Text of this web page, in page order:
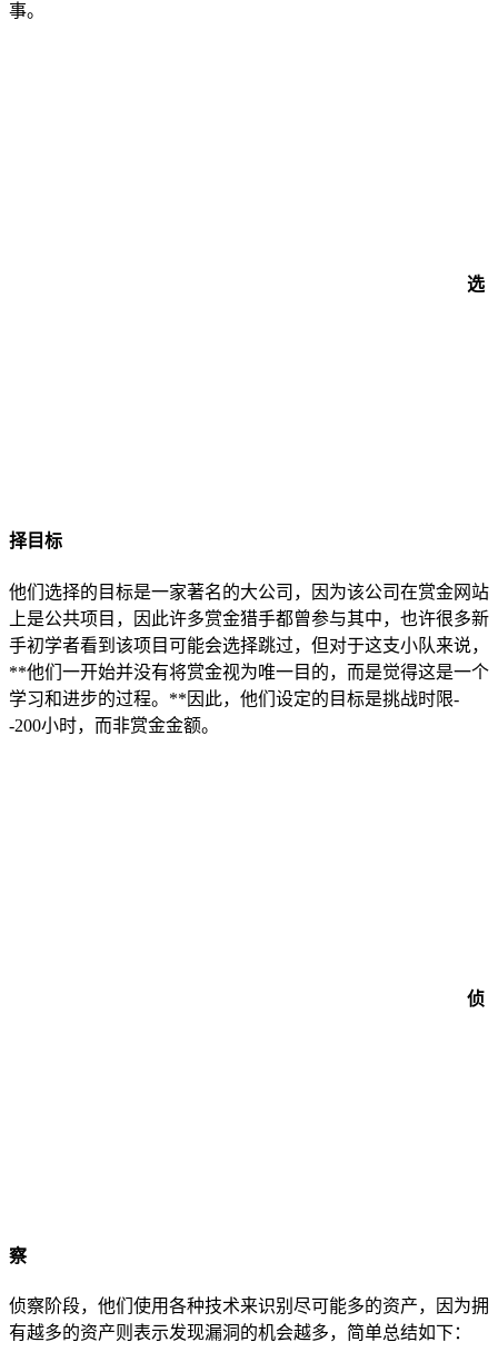
事。
选
择目标
他们选择的目标是一家著名的大公司，因为该公司在赏金网站
上是公共项目，因此许多赏金猎手都曾参与其中，也许很多新
手初学者看到该项目可能会选择跳过，但对于这支小队来说，
**他们一开始并没有将赏金视为唯一目的，而是觉得这是一个
学习和进步的过程。**因此，他们设定的目标是挑战时限-
-200小时，而非赏金金额。
侦
察
侦察阶段，他们使用各种技术来识别尽可能多的资产，因为拥
有越多的资产则表示发现漏洞的机会越多，简单总结如下：